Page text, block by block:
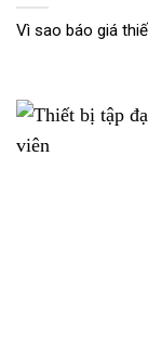
Vì sao báo giá